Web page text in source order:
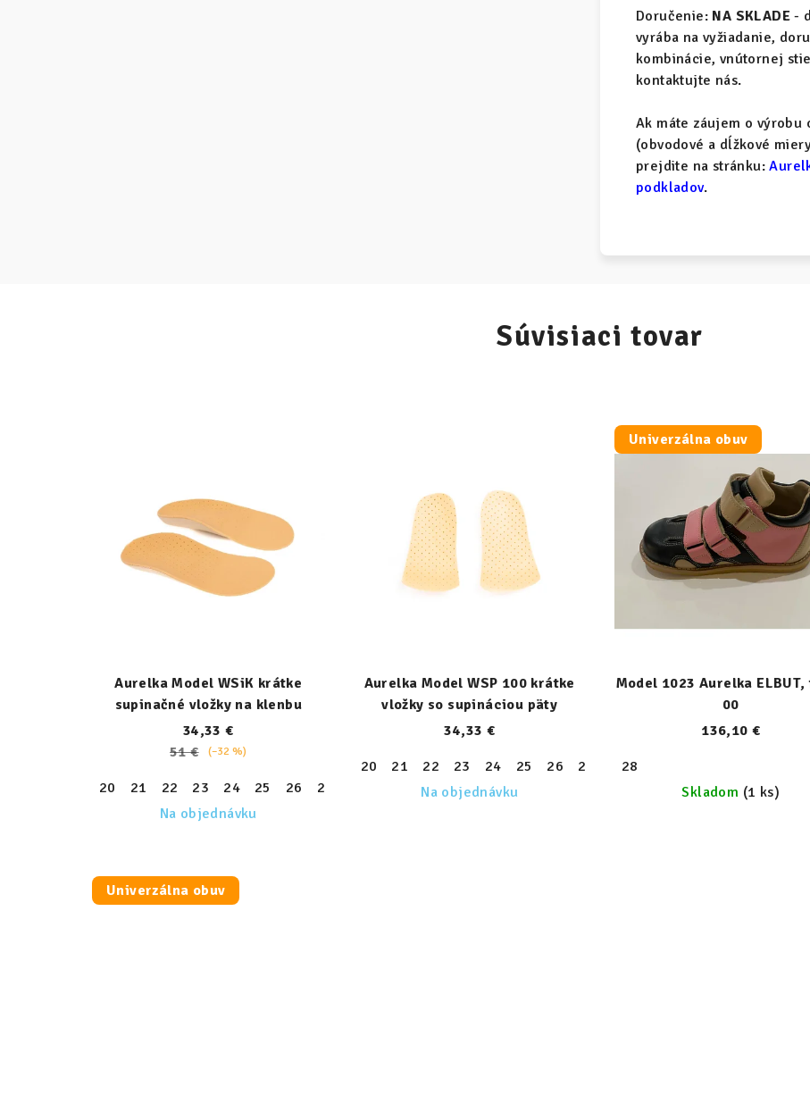
Doručenie: NA SKLADE -
vyrába na vyžiadanie,
kombinácie, vnútornej
kontaktujte nás.
Ak máte záujem o
(obvodové a dĺžkové
prejdite na stránku:
podkladov.
Súvisiaci tovar
Aurelka Model WSiK krátke
supinačné vložky na klenbu
34,33 €
51 €
(–32 %)
20 21 22 23 24 25 26 27 30 31 32 33
39
Na objednávku
Aurelka Model WSP 100 krátke
vložky so supináciou päty
34,33 €
20
21 22 23 24 25 26 27 28
Na objednávku
Univerzálna obuv
Model 1023 Aurelka
00
136,10 €
28
Skladom (1 ks)
Univerzálna obuv